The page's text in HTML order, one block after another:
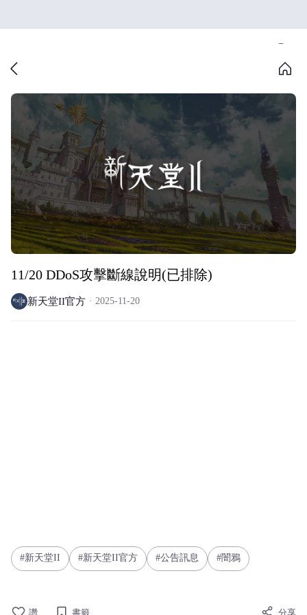
11/20 DDoS攻擊斷線說明(已排除)
新天堂II官方 2025-11-20
新天堂II 新天堂II官方 公告訊息 闇鴉
讚 書籤 分享